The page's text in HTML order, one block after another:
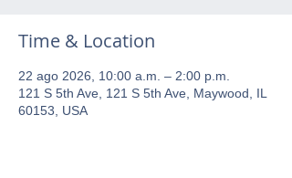
Time & Location
22 ago 2026, 10:00 a.m. – 2:00 p.m.
121 S 5th Ave, 121 S 5th Ave, Maywood, IL
60153, USA